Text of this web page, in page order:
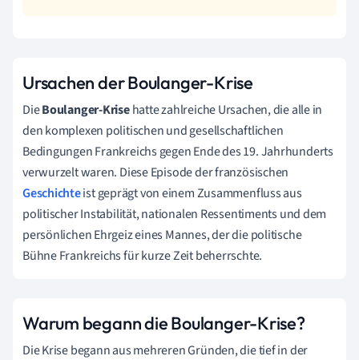
Ursachen der Boulanger-Krise
DieBoulanger-Krisehatte zahlreiche Ursachen, die alle in
den komplexen politischen und gesellschaftlichen
Bedingungen Frankreichs gegen Ende des 19. Jahrhunderts
verwurzelt waren. Diese Episode der französischen
Geschichteist geprägt von einem Zusammenfluss aus
politischer Instabilität, nationalen Ressentiments und dem
persönlichen Ehrgeiz eines Mannes, der die politische
Bühne Frankreichs für kurze Zeit beherrschte.
Warum begann die Boulanger-Krise?
Die Krise begann aus mehreren Gründen, die tief in der